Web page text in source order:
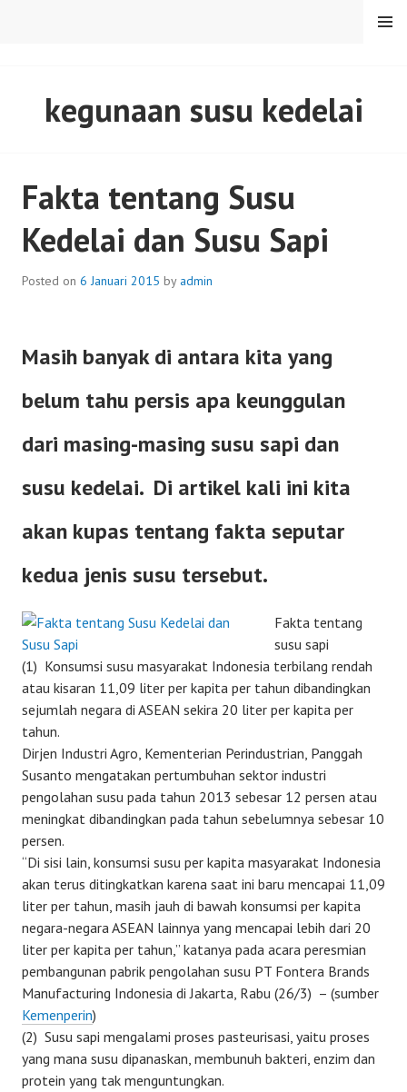
MENU
kegunaan susu kedelai
Fakta tentang Susu
Kedelai dan Susu Sapi
Posted on 6 Januari 2015 by admin
Masih banyak di antara kita yang
belum tahu persis apa keunggulan
dari masing-masing susu sapi dan
susu kedelai. Di artikel kali ini kita
akan kupas tentang fakta seputar
kedua jenis susu tersebut.
Fakta tentang
susu sapi
(1) Konsumsi susu masyarakat Indonesia terbilang rendah
atau kisaran 11,09 liter per kapita per tahun dibandingkan
sejumlah negara di ASEAN sekira 20 liter per kapita per
tahun.
Dirjen Industri Agro, Kementerian Perindustrian, Panggah
Susanto mengatakan pertumbuhan sektor industri
pengolahan susu pada tahun 2013 sebesar 12 persen atau
meningkat dibandingkan pada tahun sebelumnya sebesar 10
persen.
“Di sisi lain, konsumsi susu per kapita masyarakat Indonesia
akan terus ditingkatkan karena saat ini baru mencapai 11,09
liter per tahun, masih jauh di bawah konsumsi per kapita
negara-negara ASEAN lainnya yang mencapai lebih dari 20
liter per kapita per tahun,” katanya pada acara peresmian
pembangunan pabrik pengolahan susu PT Fontera Brands
Manufacturing Indonesia di Jakarta, Rabu (26/3) – (sumber
Kemenperin)
(2) Susu sapi mengalami proses pasteurisasi, yaitu proses
yang mana susu dipanaskan, membunuh bakteri, enzim dan
protein yang tak menguntungkan.